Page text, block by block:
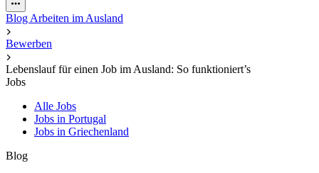
Blog Arbeiten im Ausland
Bewerben
Lebenslauf für einen Job im Ausland: So funktioniert’s
Jobs
Alle Jobs
Jobs in Portugal
Jobs in Griechenland
Blog